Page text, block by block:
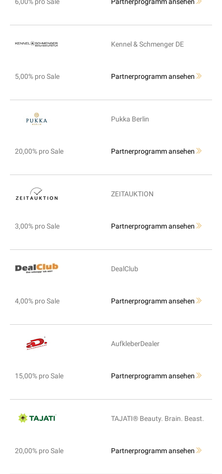
6,00% pro Sale Partnerprogramm ansehen
Kennel & Schmenger DE
5,00% pro Sale Partnerprogramm ansehen
Pukka Berlin
20,00% pro Sale Partnerprogramm ansehen
ZEITAUKTION
3,00% pro Sale Partnerprogramm ansehen
DealClub
4,00% pro Sale Partnerprogramm ansehen
AufkleberDealer
15,00% pro Sale Partnerprogramm ansehen
TAJATI® Beauty. Brain. Beast.
20,00% pro Sale Partnerprogramm ansehen